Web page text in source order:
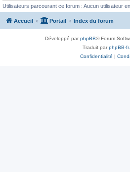
Utilisateurs parcourant ce forum : Aucun utilisateur
Accueil Portail Index du forum
Développé parphpBB® Forum
Traduit parphpBB-
Confidentialité |